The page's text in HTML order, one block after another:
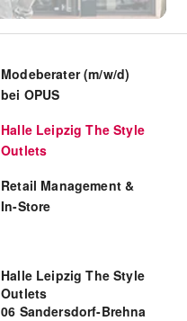
Modeberater (m/w/d)
bei OPUS
Halle Leipzig The Style
Outlets
Retail Management &
In-Store
Halle Leipzig The Style
Outlets
06 Sandersdorf-Brehna